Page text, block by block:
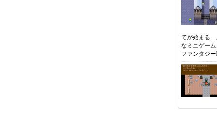
てが始まる…
なミニゲー
ファンタジ